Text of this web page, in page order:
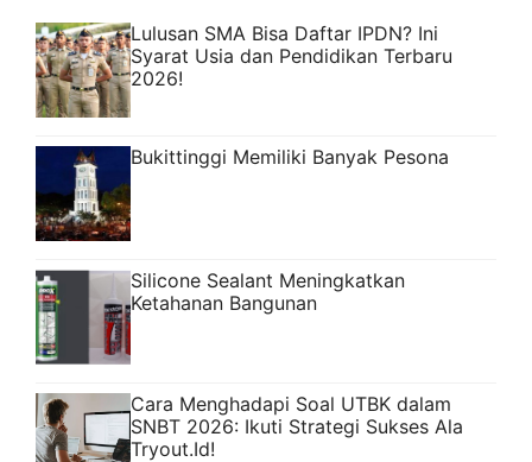
Lulusan SMA Bisa Daftar IPDN? Ini
Syarat Usia dan Pendidikan Terbaru
2026!
Bukittinggi Memiliki Banyak Pesona
Silicone Sealant Meningkatkan
Ketahanan Bangunan
Cara Menghadapi Soal UTBK dalam
SNBT 2026: Ikuti Strategi Sukses Ala
Tryout.Id!